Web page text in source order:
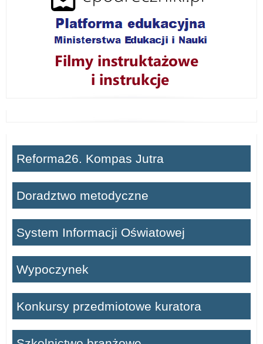
Reforma26. Kompas Jutra
Doradztwo metodyczne
System Informacji Oświatowej
Wypoczynek
Konkursy przedmiotowe kuratora